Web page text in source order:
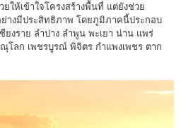
ให้เข้าใจโครงสร้างพื้นที่ แต่ยังช่วย
ย่างมีประสิทธิภาพ โดยภูมิภาคนี้ประกอบ
ยงราย ลำปาง ลำพูน พะเยา น่าน แพร่
ลก เพชรบูรณ์ พิจิตร กำแพงเพชร ตาก